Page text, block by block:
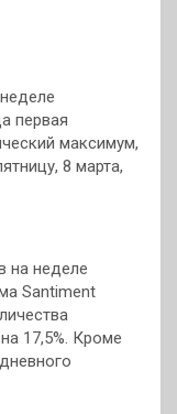
первая
максимум,
8 марта,
на неделе
Santiment
17,5%. Кроме